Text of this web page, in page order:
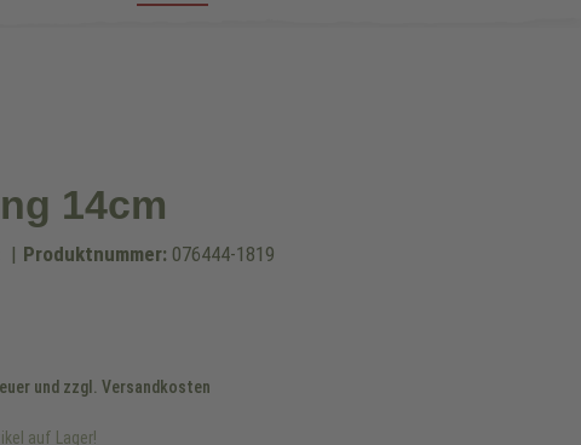
14cm
| Produktnummer: 076444-1819
und zzgl. Versandkosten
auf Lager!